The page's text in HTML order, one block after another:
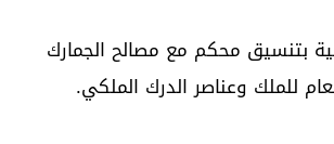
بتنسيق محكم مع مصالح الجمارك
للملك وعناصر الدرك الملكي.